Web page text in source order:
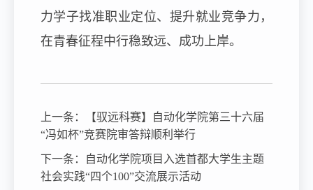
力学子找准职业定位、提升就业竞争力，
在青春征程中行稳致远、成功上岸。
上一条：
【驭远科赛】自动化学院第三十六届
“冯如杯”竞赛院审答辩顺利举行
下一条：
自动化学院项目入选首都大学生主题
社会实践“四个100”交流展示活动